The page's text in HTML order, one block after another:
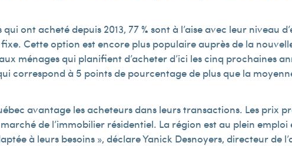
ont acheté depuis 2013, 77 % sont à l’aise avec leur niveau
Cette option est encore plus populaire auprès de la
ménages qui planifient d’acheter d’ici les cinq prochaines
correspond à 5 points de pourcentage de plus que la
avantage les acheteurs dans leurs transactions. Les prix
de l’immobilier résidentiel. La région est au plein emploi
à leurs besoins », déclare Yanick Desnoyers, directeur de